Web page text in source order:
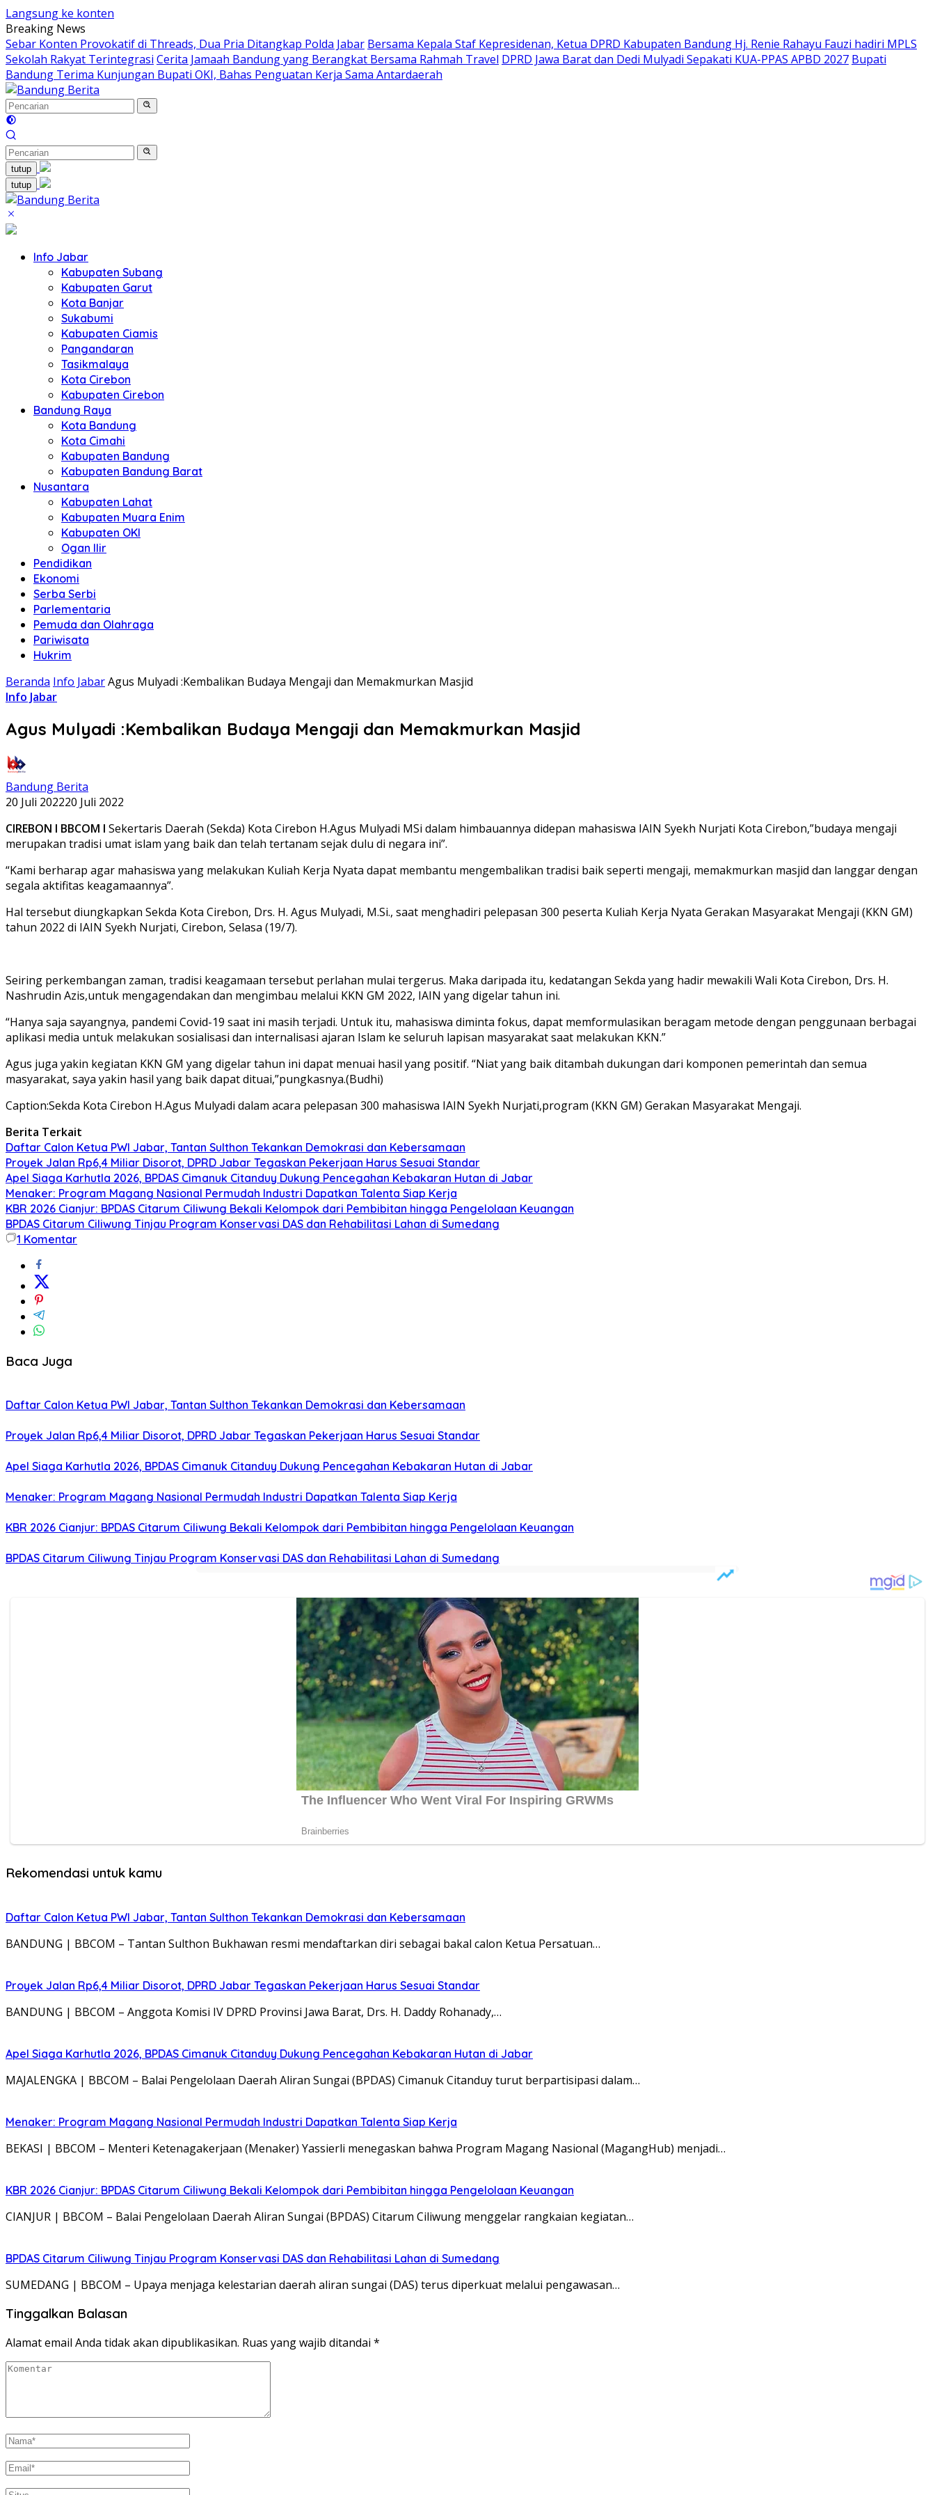
Langsung ke konten
Breaking News
Sebar Konten Provokatif di Threads, Dua Pria Ditangkap Polda Jabar Bersama Kepala Staf Kepresidenan, Ketua DPRD Kabupaten Bandung Hj. Renie Rahayu Fauzi hadiri MPLS
Sekolah Rakyat Terintegrasi Cerita Jamaah Bandung yang Berangkat Bersama Rahmah Travel DPRD Jawa Barat dan Dedi Mulyadi Sepakati KUA-PPAS APBD 2027 Bupati
Bandung Terima Kunjungan Bupati OKI, Bahas Penguatan Kerja Sama Antardaerah
tutup
tutup
Info Jabar
Kabupaten Subang
Kabupaten Garut
Kota Banjar
Sukabumi
Kabupaten Ciamis
Pangandaran
Tasikmalaya
Kota Cirebon
Kabupaten Cirebon
Bandung Raya
Kota Bandung
Kota Cimahi
Kabupaten Bandung
Kabupaten Bandung Barat
Nusantara
Kabupaten Lahat
Kabupaten Muara Enim
Kabupaten OKI
Ogan Ilir
Pendidikan
Ekonomi
Serba Serbi
Parlementaria
Pemuda dan Olahraga
Pariwisata
Hukrim
Beranda Info JabarAgus Mulyadi :Kembalikan Budaya Mengaji dan Memakmurkan Masjid
Info Jabar
Agus Mulyadi :Kembalikan Budaya Mengaji dan Memakmurkan Masjid
Bandung Berita
20 Juli 202220 Juli 2022
CIREBON l BBCOM l Sekertaris Daerah (Sekda) Kota Cirebon H.Agus Mulyadi MSi dalam himbauannya didepan mahasiswa IAIN Syekh Nurjati Kota Cirebon,”budaya mengaji
merupakan tradisi umat islam yang baik dan telah tertanam sejak dulu di negara ini”.
“Kami berharap agar mahasiswa yang melakukan Kuliah Kerja Nyata dapat membantu mengembalikan tradisi baik seperti mengaji, memakmurkan masjid dan langgar dengan
segala aktifitas keagamaannya”.
Hal tersebut diungkapkan Sekda Kota Cirebon, Drs. H. Agus Mulyadi, M.Si., saat menghadiri pelepasan 300 peserta Kuliah Kerja Nyata Gerakan Masyarakat Mengaji (KKN GM)
tahun 2022 di IAIN Syekh Nurjati, Cirebon, Selasa (19/7).
Seiring perkembangan zaman, tradisi keagamaan tersebut perlahan mulai tergerus. Maka daripada itu, kedatangan Sekda yang hadir mewakili Wali Kota Cirebon, Drs. H.
Nashrudin Azis,untuk mengagendakan dan mengimbau melalui KKN GM 2022, IAIN yang digelar tahun ini.
“Hanya saja sayangnya, pandemi Covid-19 saat ini masih terjadi. Untuk itu, mahasiswa diminta fokus, dapat memformulasikan beragam metode dengan penggunaan berbagai
aplikasi media untuk melakukan sosialisasi dan internalisasi ajaran Islam ke seluruh lapisan masyarakat saat melakukan KKN.”
Agus juga yakin kegiatan KKN GM yang digelar tahun ini dapat menuai hasil yang positif. “Niat yang baik ditambah dukungan dari komponen pemerintah dan semua
masyarakat, saya yakin hasil yang baik dapat dituai,”pungkasnya.(Budhi)
Caption:Sekda Kota Cirebon H.Agus Mulyadi dalam acara pelepasan 300 mahasiswa IAIN Syekh Nurjati,program (KKN GM) Gerakan Masyarakat Mengaji.
Berita Terkait
Daftar Calon Ketua PWI Jabar, Tantan Sulthon Tekankan Demokrasi dan Kebersamaan
Proyek Jalan Rp6,4 Miliar Disorot, DPRD Jabar Tegaskan Pekerjaan Harus Sesuai Standar
Apel Siaga Karhutla 2026, BPDAS Cimanuk Citanduy Dukung Pencegahan Kebakaran Hutan di Jabar
Menaker: Program Magang Nasional Permudah Industri Dapatkan Talenta Siap Kerja
KBR 2026 Cianjur: BPDAS Citarum Ciliwung Bekali Kelompok dari Pembibitan hingga Pengelolaan Keuangan
BPDAS Citarum Ciliwung Tinjau Program Konservasi DAS dan Rehabilitasi Lahan di Sumedang
1 Komentar
Baca Juga
Daftar Calon Ketua PWI Jabar, Tantan Sulthon Tekankan Demokrasi dan Kebersamaan
Proyek Jalan Rp6,4 Miliar Disorot, DPRD Jabar Tegaskan Pekerjaan Harus Sesuai Standar
Apel Siaga Karhutla 2026, BPDAS Cimanuk Citanduy Dukung Pencegahan Kebakaran Hutan di Jabar
Menaker: Program Magang Nasional Permudah Industri Dapatkan Talenta Siap Kerja
KBR 2026 Cianjur: BPDAS Citarum Ciliwung Bekali Kelompok dari Pembibitan hingga Pengelolaan Keuangan
BPDAS Citarum Ciliwung Tinjau Program Konservasi DAS dan Rehabilitasi Lahan di Sumedang
Rekomendasi untuk kamu
Daftar Calon Ketua PWI Jabar, Tantan Sulthon Tekankan Demokrasi dan Kebersamaan
BANDUNG | BBCOM – Tantan Sulthon Bukhawan resmi mendaftarkan diri sebagai bakal calon Ketua Persatuan…
Proyek Jalan Rp6,4 Miliar Disorot, DPRD Jabar Tegaskan Pekerjaan Harus Sesuai Standar
BANDUNG | BBCOM – Anggota Komisi IV DPRD Provinsi Jawa Barat, Drs. H. Daddy Rohanady,…
Apel Siaga Karhutla 2026, BPDAS Cimanuk Citanduy Dukung Pencegahan Kebakaran Hutan di Jabar
MAJALENGKA | BBCOM – Balai Pengelolaan Daerah Aliran Sungai (BPDAS) Cimanuk Citanduy turut berpartisipasi dalam…
Menaker: Program Magang Nasional Permudah Industri Dapatkan Talenta Siap Kerja
BEKASI | BBCOM – Menteri Ketenagakerjaan (Menaker) Yassierli menegaskan bahwa Program Magang Nasional (MagangHub) menjadi…
KBR 2026 Cianjur: BPDAS Citarum Ciliwung Bekali Kelompok dari Pembibitan hingga Pengelolaan Keuangan
CIANJUR | BBCOM – Balai Pengelolaan Daerah Aliran Sungai (BPDAS) Citarum Ciliwung menggelar rangkaian kegiatan…
BPDAS Citarum Ciliwung Tinjau Program Konservasi DAS dan Rehabilitasi Lahan di Sumedang
SUMEDANG | BBCOM – Upaya menjaga kelestarian daerah aliran sungai (DAS) terus diperkuat melalui pengawasan…
Tinggalkan Balasan
Alamat email Anda tidak akan dipublikasikan. Ruas yang wajib ditandai *